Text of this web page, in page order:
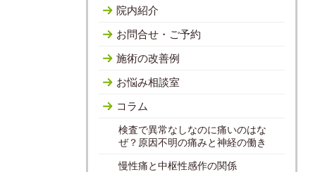
院内紹介
お問合せ・ご予約
施術の改善例
お悩み相談室
コラム
検査で異常なしなのに痛いのはな
ぜ？原因不明の痛みと神経の働き
慢性痛と中枢性感作の関係